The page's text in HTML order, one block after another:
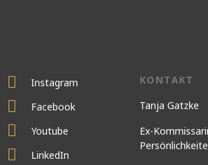
Instagram
Facebook
Youtube
LinkedIn
KONTAKT
Tanja Gatzke
Ex-